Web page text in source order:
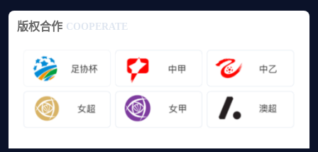
版权合作 COOPERATE